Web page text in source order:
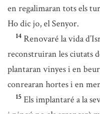
en regalimaran tots els
Ho dic jo, el Senyor.
14 Renovaré la vida
reconstruiran les ciutats
plantaran vinyes i en
conrearan hortes i en
15 Els implantaré a la